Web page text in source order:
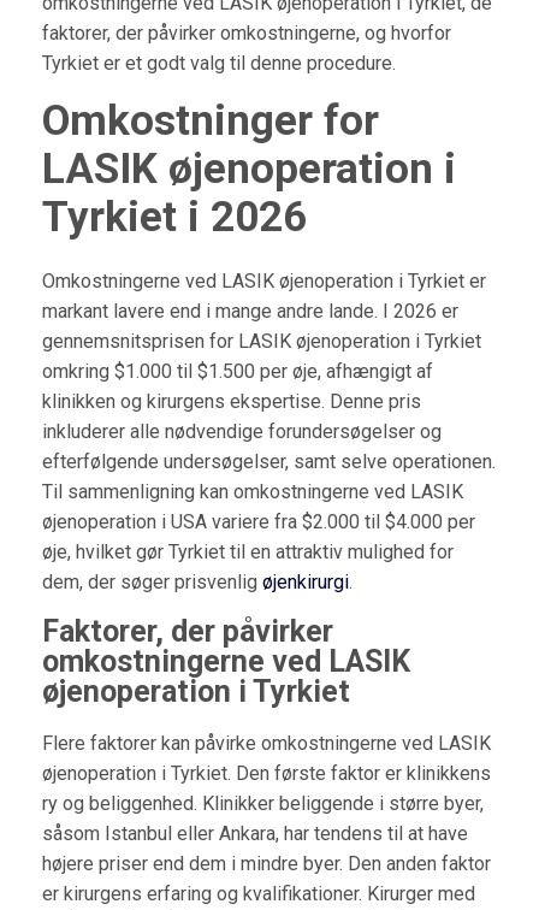
faktorer, der påvirker omkostningerne, og hvorfor
Tyrkiet er et godt valg til denne procedure.
Omkostninger for
LASIK øjenoperation i
Tyrkiet i 2026
Omkostningerne ved LASIK øjenoperation i Tyrkiet er
markant lavere end i mange andre lande. I 2026 er
gennemsnitsprisen for LASIK øjenoperation i Tyrkiet
omkring $1.000 til $1.500 per øje, afhængigt af
klinikken og kirurgens ekspertise. Denne pris
inkluderer alle nødvendige forundersøgelser og
efterfølgende undersøgelser, samt selve operationen.
Til sammenligning kan omkostningerne ved LASIK
øjenoperation i USA variere fra $2.000 til $4.000 per
øje, hvilket gør Tyrkiet til en attraktiv mulighed for
dem, der søger prisvenlig øjenkirurgi.
Faktorer, der påvirker
omkostningerne ved LASIK
øjenoperation i Tyrkiet
Flere faktorer kan påvirke omkostningerne ved LASIK
øjenoperation i Tyrkiet. Den første faktor er klinikkens
ry og beliggenhed. Klinikker beliggende i større byer,
såsom Istanbul eller Ankara, har tendens til at have
højere priser end dem i mindre byer. Den anden faktor
er kirurgens erfaring og kvalifikationer. Kirurger med